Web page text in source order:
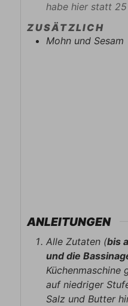
habe hier statt
ZUSÄTZLICH
Mohn und Sesam
ANLEITUNGEN
Alle Zutaten (bis
und die
Küchenmaschine
auf niedriger
Salz und Butter